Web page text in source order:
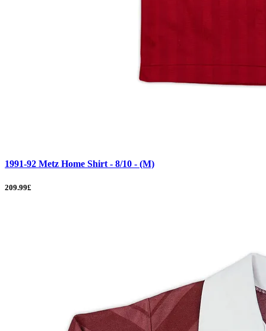
1991-92 Metz Home Shirt - 8/10 - (M)
209.99£